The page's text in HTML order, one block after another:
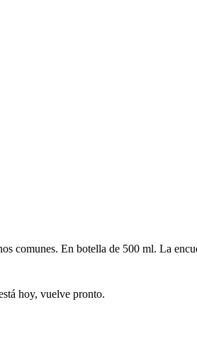
comunes. En botella de 500 ml. La
hoy, vuelve pronto.